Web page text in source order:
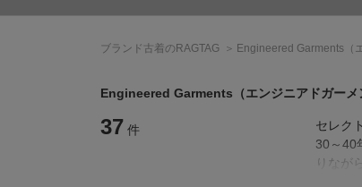
ブランド古着のRAGTAG Engineered Garments （
Engineered Garments （エンジニアドガーメ
37 件
セレク
30～40
りなが